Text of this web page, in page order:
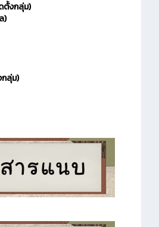
ตั้งกลุ่ม)
)
กลุ่ม)